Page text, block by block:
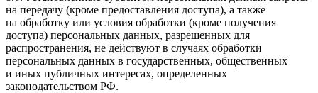
на передачу (кроме предоставления доступа), а также
на обработку или условия обработки (кроме получения
доступа) персональных данных, разрешенных для
распространения, не действуют в случаях обработки
персональных данных в государственных, общественных
и иных публичных интересах, определенных
законодательством РФ.